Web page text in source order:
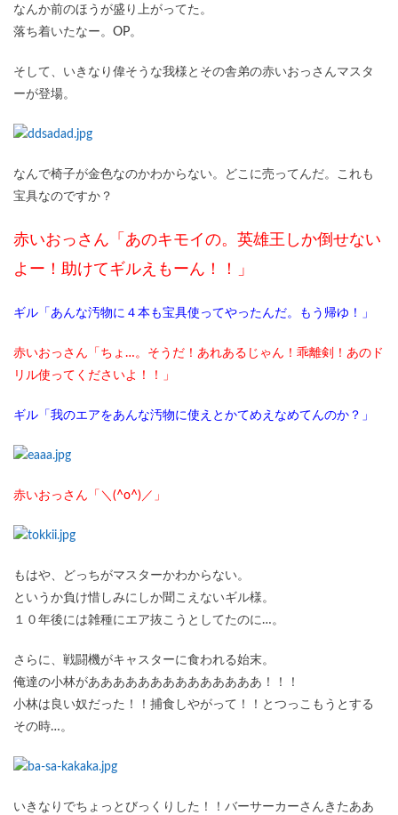
なんか前のほうが盛り上がってた。
落ち着いたなー。OP。
そして、いきなり偉そうな我様とその舎弟の赤いおっさんマスタ
ーが登場。
なんで椅子が金色なのかわからない。どこに売ってんだ。これも
宝具なのですか？
赤いおっさん「あのキモイの。英雄王しか倒せない
よー！助けてギルえもーん！！」
ギル「あんな汚物に４本も宝具使ってやったんだ。もう帰ゆ！」
赤いおっさん「ちょ…。そうだ！あれあるじゃん！乖離剣！あのド
リル使ってくださいよ！！」
ギル「我のエアをあんな汚物に使えとかてめえなめてんのか？」
赤いおっさん「＼(^o^)／」
もはや、どっちがマスターかわからない。
というか負け惜しみにしか聞こえないギル様。
１０年後には雑種にエア抜こうとしてたのに…。
さらに、戦闘機がキャスターに食われる始末。
俺達の小林がああああああああああああああ！！！
小林は良い奴だった！！捕食しやがって！！とつっこもうとする
その時…。
いきなりでちょっとびっくりした！！バーサーカーさんきたああ